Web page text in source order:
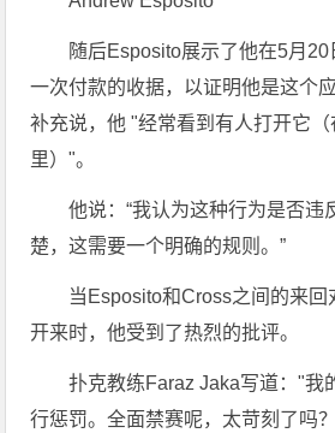
随后Esposito展示了他在5月
一次付款的收据，以证明他是这个
补充说，他 "经常看到有人打开它
里）"。
他说：“我认为这种行为是否违
楚，这需要一个明确的规则。”
当Esposito和Cross之间的来
开来时，他受到了热烈的批评。
扑克教练Faraz Jaka写道："我
行惩罚。全面禁赛呢，太苛刻了吗